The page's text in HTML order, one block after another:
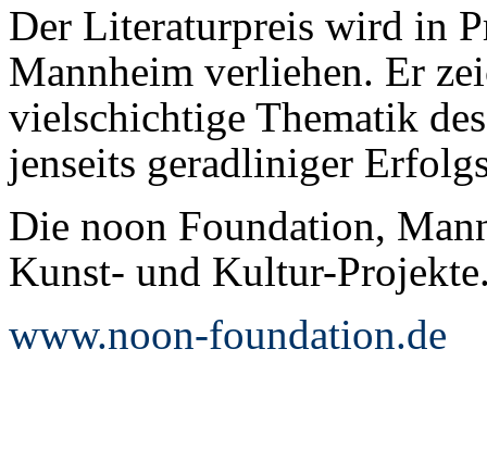
Der Literaturpreis wird in
Mannheim verliehen. Er
vielschichtige Thematik
jenseits geradliniger
Die noon Foundation,
Kunst- und Kultur-
www.noon-foundation.de